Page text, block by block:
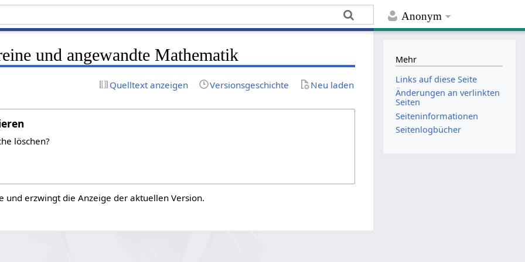
Anonym
und angewandte Mathematik
Quelltext anzeigen Versionsgeschichte Neu laden
löschen?
und erzwingt die Anzeige der aktuellen Version.
Mehr
Links auf diese Seite
Änderungen an verlinkten
Seiten
Seiten­­informationen
Seitenlogbücher